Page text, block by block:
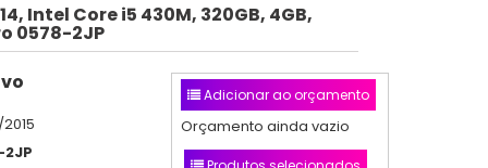
Intel Core i5 430M, 320GB, 4GB,
0578-2JP
Adicionar ao orçamento
Orçamento ainda vazio